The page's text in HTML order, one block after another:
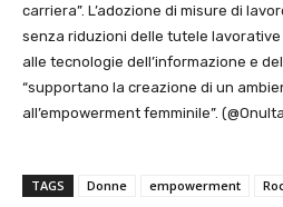
carriera”. L’adozione di misure di
senza riduzioni delle tutele lavorative
alle tecnologie dell’informazione e
“supportano la creazione di un
all’empowerment femminile”.
TAGS Donne empowerment